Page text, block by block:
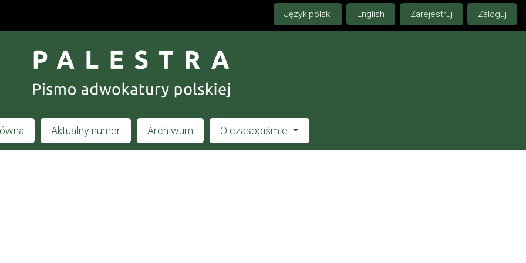
Język polski English Zarejestruj Zaloguj
Aktualny numer Archiwum O czasopiśmie